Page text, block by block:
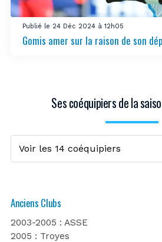
Publié le 24 Déc 2024 à 12h05
Gomis amer sur la raison de son
Ses coéquipiers de la
Anciens Clubs
2003-2005 : ASSE
2005 : Troyes